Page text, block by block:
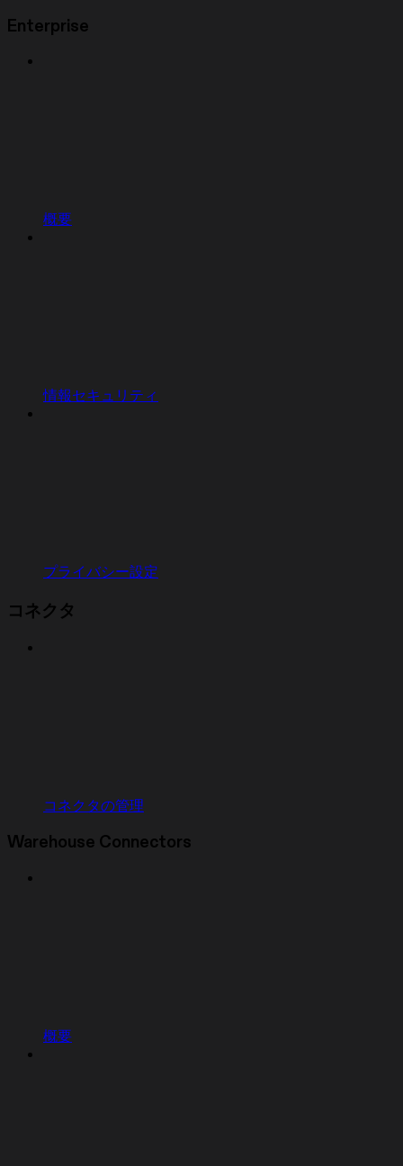
Enterprise
概要
情報セキュリティ
プライバシー設定
コネクタ
コネクタの管理
Warehouse Connectors
概要